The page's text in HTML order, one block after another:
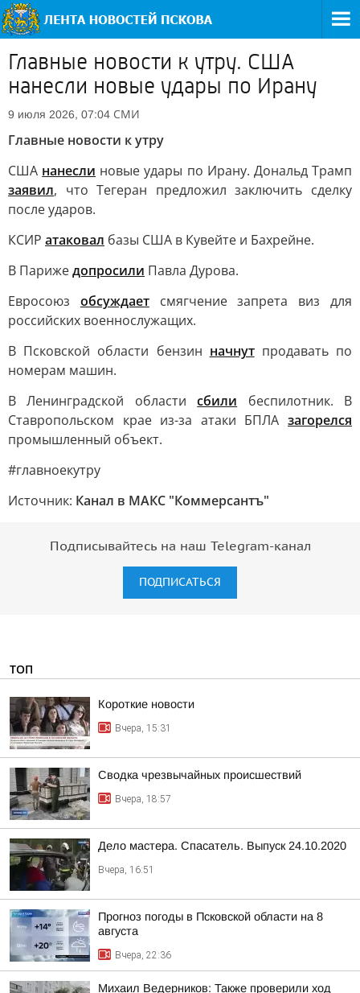
Главные новости к утру. США
нанесли новые удары по Ирану
9 июля 2026, 07:04 СМИ
Главные новости к утру
США нанесли новые удары по Ирану. Дональд Трамп
заявил, что Тегеран предложил заключить сделку
после ударов.
КСИР атаковал базы США в Кувейте и Бахрейне.
В Парижедопросили Павла Дурова.
Евросоюз обсуждаетсмягчение запрета виз для
российских военнослужащих.
В Псковской области бензин начнутпродавать по
номерам машин.
В Ленинградской областисбили беспилотник. В
Ставропольском крае из-за атаки БПЛА загорелся
промышленный объект.
#главноекутру
Источник: Канал в МАКС "Коммерсантъ"
Подписывайтесь на наш Telegram-канал
ПОДПИСАТЬСЯ
ТОП
Короткие новости
Вчера, 15:31
Сводка чрезвычайных происшествий
Вчера, 18:57
Дело мастера. Спасатель. Выпуск 24.10.2020
Вчера, 16:51
Прогноз погоды в Псковской области на 8
августа
Вчера, 22:36
Михаил Ведерников: Также проверили ход